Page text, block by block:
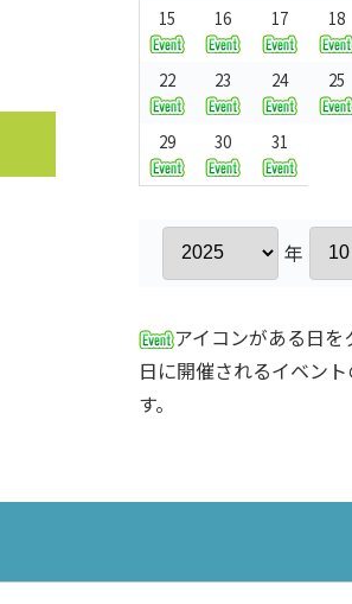
15 16 17 18
22 23 24 25
29 30 31
年
アイコンがある日
日に開催されるイベン
す。